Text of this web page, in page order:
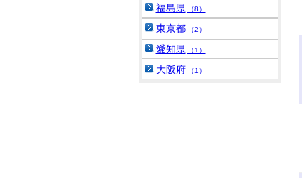
福島県 （8）
東京都 （2）
愛知県 （1）
大阪府 （1）